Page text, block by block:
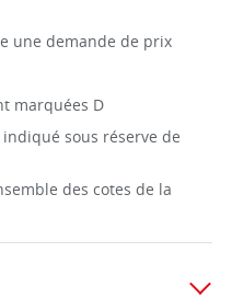
une demande de prix
marquées D
sous réserve de
des cotes de la